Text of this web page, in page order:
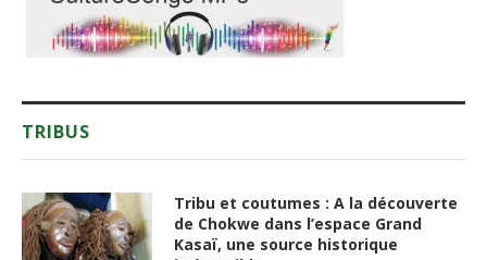
TRIBUS
Tribu et coutumes : A la découverte
de Chokwe dans l’espace Grand
Kasaï, une source historique